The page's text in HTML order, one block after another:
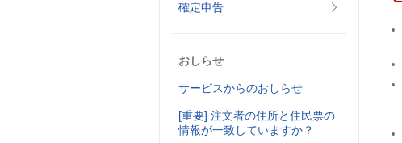
確定申告
おしらせ
サービスからのおしらせ
[重要] 注文者の住所と住民票の
情報が一致していますか？